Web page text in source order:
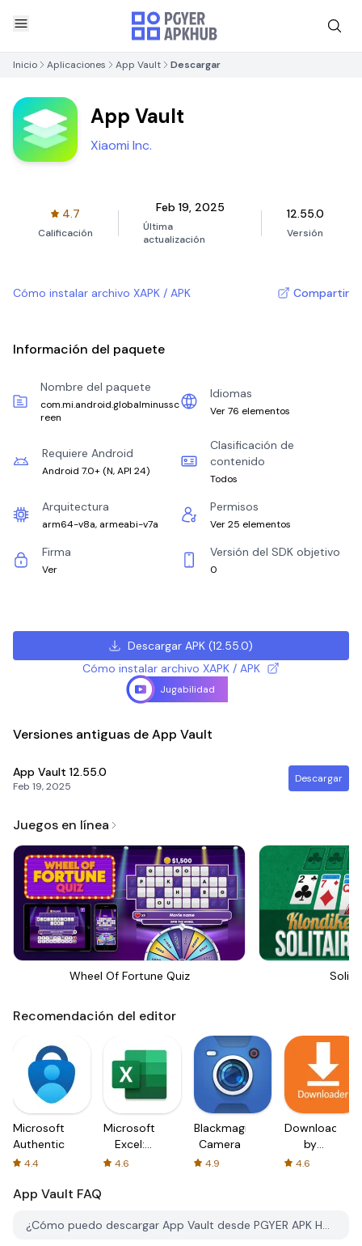
Inicio Aplicaciones App Vault Descargar
App Vault
Xiaomi Inc.
4.7
Calificación
Feb 19, 2025
Última
actualización
12.55.0
Versión
Cómo instalar archivo XAPK / APK Compartir
Información del paquete
Nombre del paquete
com.mi.android.globalminussc
reen
Idiomas
Ver 76 elementos
Requiere Android
Android 7.0+ (N, API 24)
Clasificación de
contenido
Todos
Arquitectura
arm64-v8a, armeabi-v7a
Permisos
Ver 25 elementos
Firma
Ver
Versión del SDK objetivo
0
Descargar APK (12.55.0)
Cómo instalar archivo XAPK / APK
Jugabilidad
Versiones antiguas de App Vault
App Vault 12.55.0
Feb 19, 2025
Descargar
Juegos en línea
Wheel Of Fortune Quiz
Recomendación del editor
Microsoft
Authenticator
4.4
Microsoft
Excel:
Spreadsheets
4.6
Blackmagic
Camera
4.9
Downloader
by
AFTVnews
4.6
App Vault FAQ
¿Cómo puedo descargar App Vault desde PGYER APK HUB?